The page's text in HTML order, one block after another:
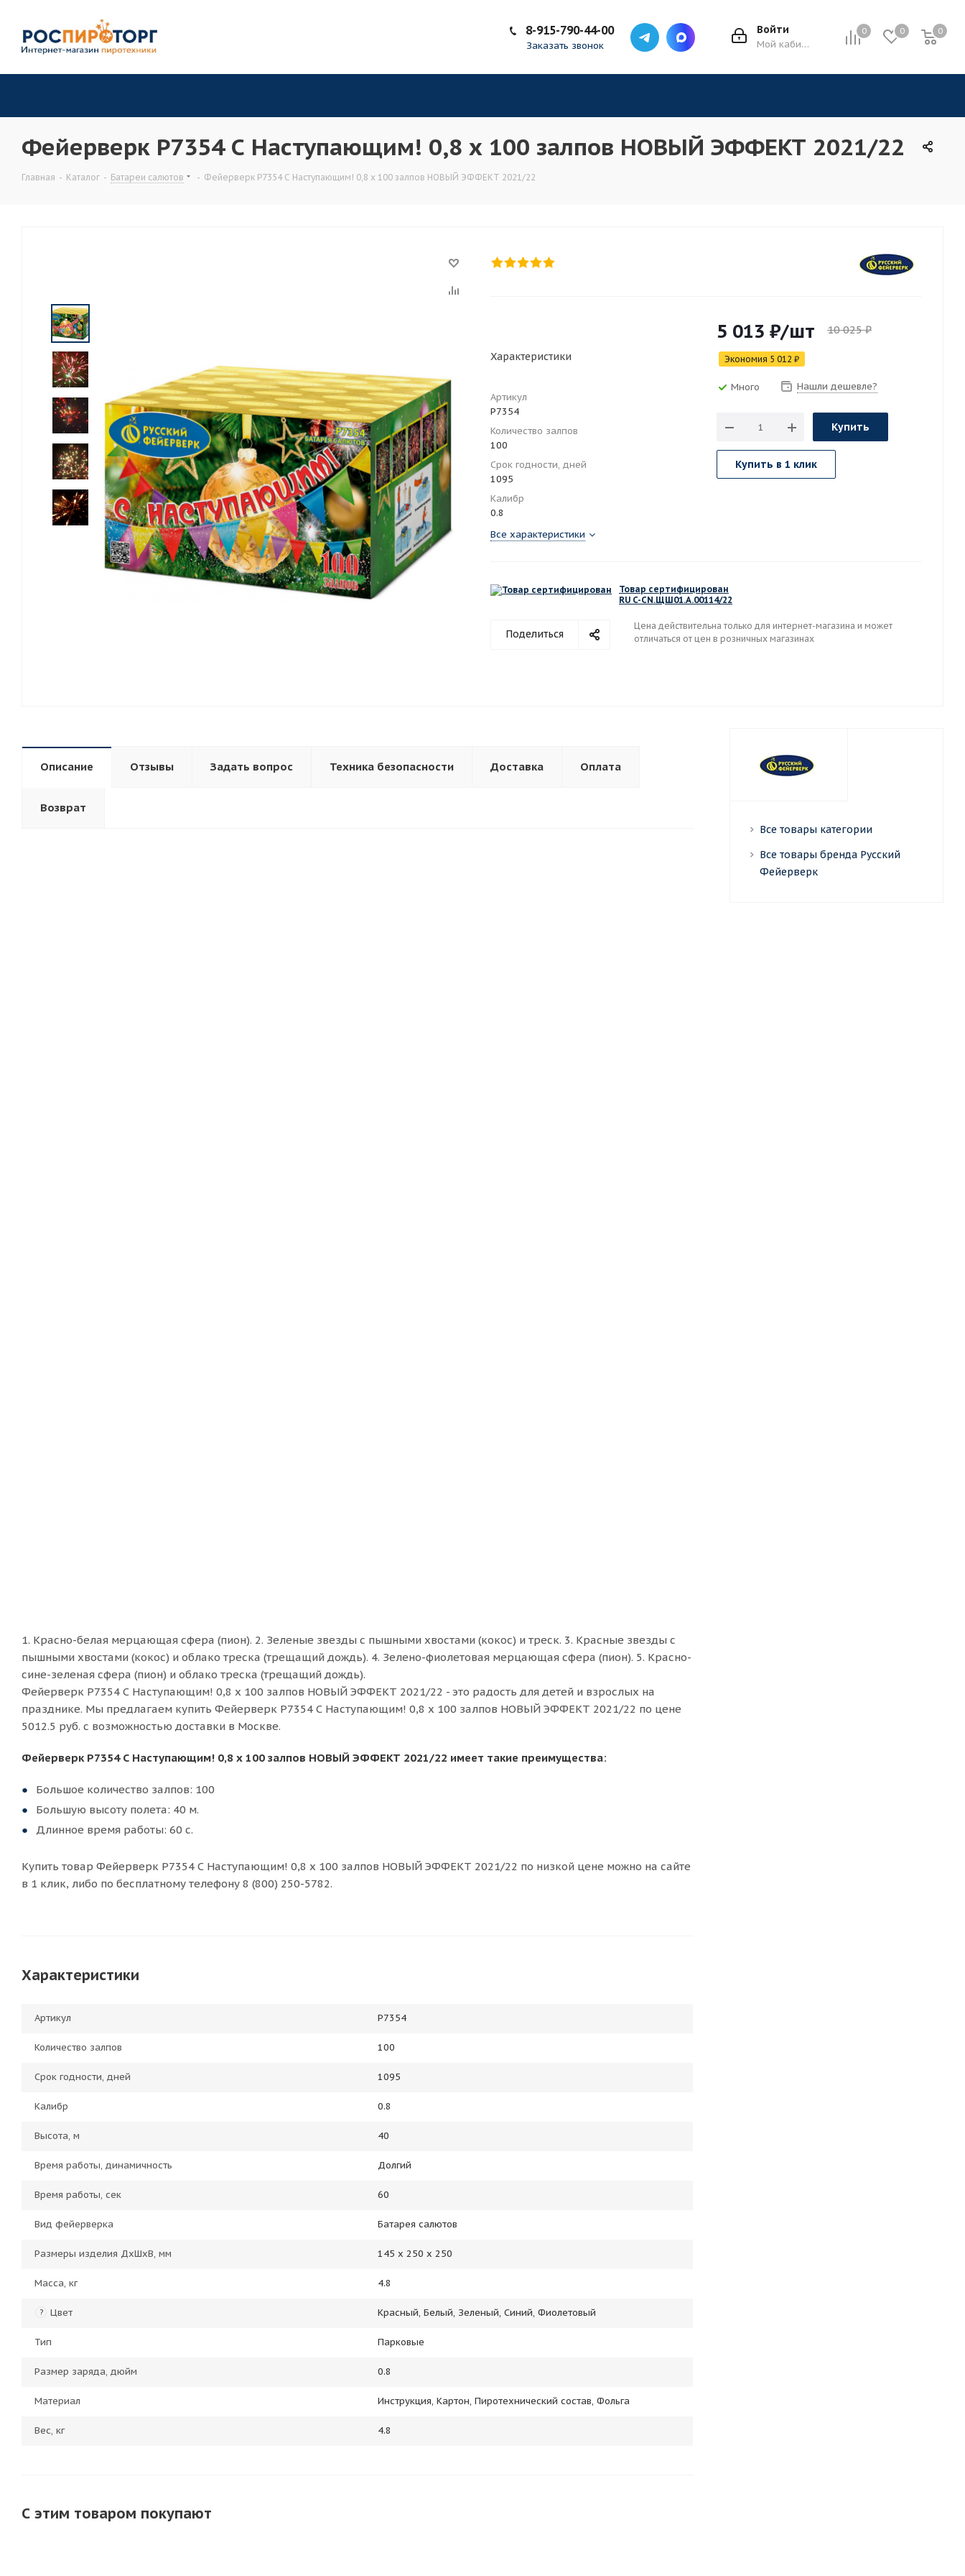
0 0 0
0
Войти
Мой кабинет
8-915-790-44-00
Заказать звонок
Фейерверк Р7354 С Наступающим! 0,8 х 100 залпов НОВЫЙ ЭФФЕКТ 2021/22
Главная - Каталог - Батареи салютов - Фейерверк Р7354 С Наступающим! 0,8 х 100 залпов НОВЫЙ ЭФФЕКТ 2021/22
Характеристики
Артикул
Р7354
Количество залпов
100
Срок годности, дней
1095
Калибр
0.8
Все характеристики
5 013 ₽/шт 10 025₽
Экономия 5 012 ₽
Много Нашли дешевле?
Купить
Купить в 1 клик
Товар сертифицирован
RU C-CN.ЩШ01.А.00114/22
Поделиться
Цена действительна только для интернет-магазина и может
отличаться от цен в розничных магазинах
Описание Отзывы Задать вопрос Техника безопасности Доставка Оплата
Возврат
1. Красно-белая мерцающая сфера (пион). 2. Зеленые звезды с пышными хвостами (кокос) и треск. 3. Красные звезды с
пышными хвостами (кокос) и облако треска (трещащий дождь). 4. Зелено-фиолетовая мерцающая сфера (пион). 5. Красно-
сине-зеленая сфера (пион) и облако треска (трещащий дождь).
Фейерверк Р7354 С Наступающим! 0,8 х 100 залпов НОВЫЙ ЭФФЕКТ 2021/22 - это радость для детей и взрослых на
празднике. Мы предлагаем купить Фейерверк Р7354 С Наступающим! 0,8 х 100 залпов НОВЫЙ ЭФФЕКТ 2021/22 по цене
5012.5 руб. с возможностью доставки в Москве.
Фейерверк Р7354 С Наступающим! 0,8 х 100 залпов НОВЫЙ ЭФФЕКТ 2021/22 имеет такие преимущества:
Большое количество залпов: 100
Большую высоту полета: 40 м.
Длинное время работы: 60 с.
Купить товар Фейерверк Р7354 С Наступающим! 0,8 х 100 залпов НОВЫЙ ЭФФЕКТ 2021/22 по низкой цене можно на сайте
в 1 клик, либо по бесплатному телефону 8 (800) 250-5782.
Характеристики
Артикул Р7354
Количество залпов 100
Срок годности, дней 1095
Калибр 0.8
Высота, м 40
Время работы, динамичность Долгий
Время работы, сек 60
Вид фейерверка Батарея салютов
Размеры изделия ДхШхВ, мм 145 х 250 х 250
Масса, кг 4.8
? Цвет Красный, Белый, Зеленый, Синий, Фиолетовый
Тип Парковые
Размер заряда, дюйм 0.8
Материал Инструкция, Картон, Пиротехнический состав, Фольга
Вес, кг 4.8
С этим товаром покупают
Все товары категории
Все товары бренда Русский
Фейерверк